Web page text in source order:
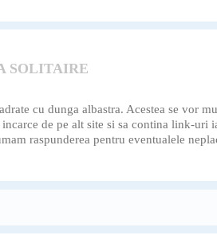
SOLITAIRE
cu dunga albastra. Acestea se vor
de pe alt site si sa contina link-
raspunderea pentru eventualele